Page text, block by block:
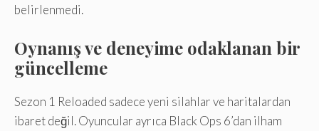
belirlenmedi.
Oynanış ve deneyime odaklanan bir
güncelleme
Sezon 1 Reloaded sadece yeni silahlar ve haritalardan
ibaret değil. Oyuncular ayrıca Black Ops 6’dan ilham